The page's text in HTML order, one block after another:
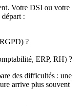
Votre DSI ou votre
:
?
ERP, RH) ?
des difficultés : une
arrive plus souvent